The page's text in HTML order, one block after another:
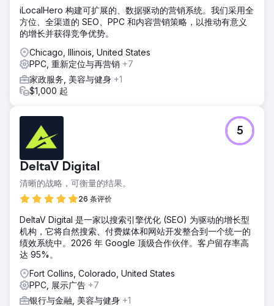
iLocalHero 构建可扩展的、数据驱动的营销系统。我们采用全
方位、全渠道的 SEO、PPC 和内容营销策略，以推动有意义
的增长并获得竞争优势。
Chicago, Illinois, United States
PPC, 重新定位与再营销 +7
家政服务, 美容与健身 +1
$1,000 起
DeltaV Digital
清晰的战略，可衡量的结果。
26 条评价
5
DeltaV Digital 是一家以搜索引擎优化 (SEO) 为驱动的增长型
机构，它将自然搜索、付费媒体和网站开发整合到一个统一的
绩效系统中。2026 年 Google 顶级合作伙伴。客户留存率高
达 95%。
Fort Collins, Colorado, United States
PPC, 展示广告 +7
银行与金融, 美容与健身 +1